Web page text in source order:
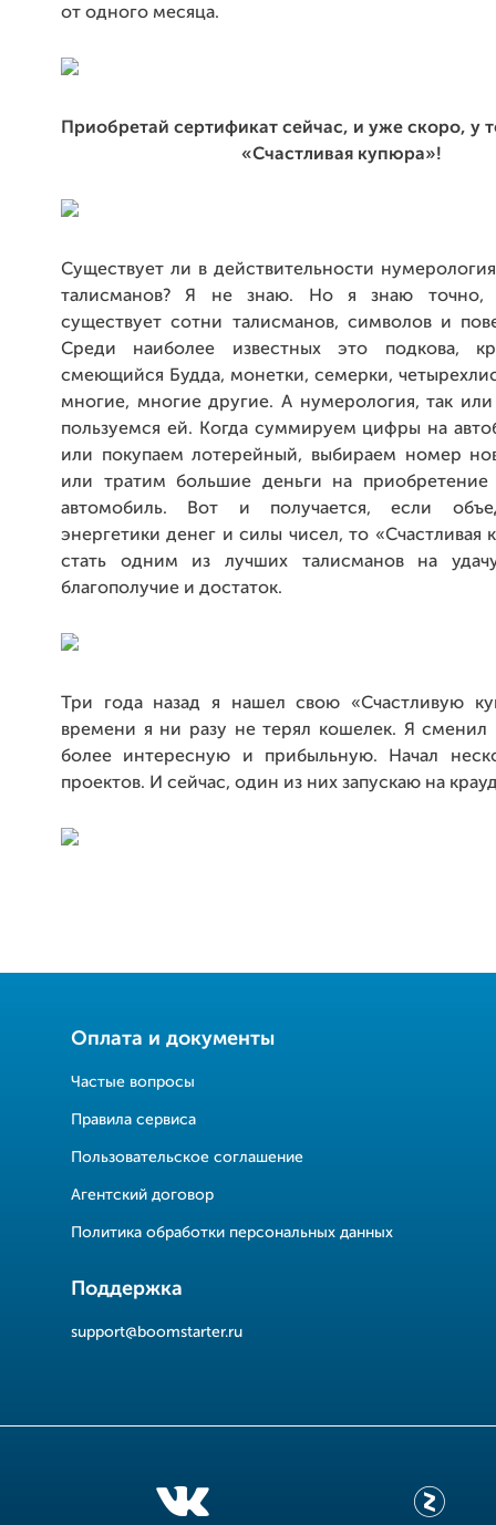
от одного месяца.
Приобретай сертификат сейчас, и уже скоро, у
«Счастливая купюра»!
Существует ли в действительности
талисманов? Я не знаю. Но я знаю
существует сотни талисманов, символов и
Среди наиболее известных это подкова,
смеющийся Будда, монетки, семерки,
многие, многие другие. А нумерология, так
пользуемся ей. Когда суммируем цифры на
или покупаем лотерейный, выбираем номер
или тратим большие деньги на приобретение
автомобиль. Вот и получается, если
энергетики денег и силы чисел, то «Счастливая
стать одним из лучших талисманов на
благополучие и достаток.
Три года назад я нашел свою «Счастливую
времени я ни разу не терял кошелек. Я
более интересную и прибыльную. Начал
проектов. И сейчас, один из них запускаю на
Оплата и документы
Частые вопросы
Правила сервиса
Пользовательское соглашение
Агентский договор
Политика обработки персональных данных
Поддержка
support@boomstarter.ru